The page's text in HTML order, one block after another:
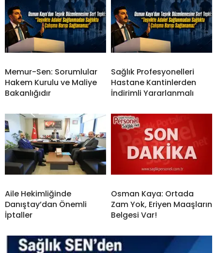
Memur-Sen: Sorumlular
Hakem Kurulu ve Maliye
Bakanlığıdır
Sağlık Profesyonelleri
Hastane Kantinlerden
İndirimli Yararlanmalı
Aile Hekimliğinde
Danıştay’dan Önemli
İptaller
Osman Kaya: Ortada
Zam Yok, Eriyen Maaşların
Belgesi Var!